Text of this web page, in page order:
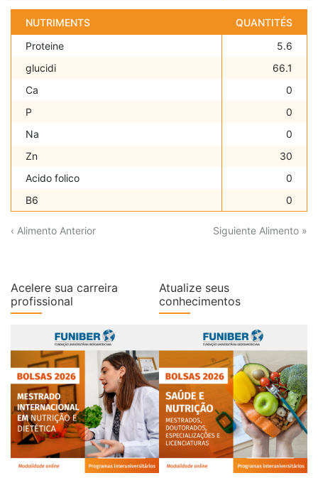
NUTRIMENTS
QUANTITÉS
Proteine
5.6
glucidi
66.1
Ca
0
P
0
Na
0
Zn
30
Acido folico
0
B6
0
‹ Alimento Anterior Siguiente Alimento »
Acelere sua carreira
profissional
Atualize seus
conhecimentos